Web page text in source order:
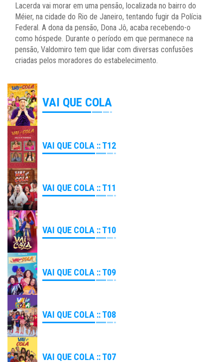
Lacerda vai morar em uma pensão, localizada no bairro do
Méier, na cidade do Rio de Janeiro, tentando fugir da Polícia
Federal. A dona da pensão, Dona Jô, acaba recebendo-o
como hóspede. Durante o período em que permanece na
pensão, Valdomiro tem que lidar com diversas confusões
criadas pelos moradores do estabelecimento.
VAI QUE COLA
VAI QUE COLA :: T12
VAI QUE COLA :: T11
VAI QUE COLA :: T10
VAI QUE COLA :: T09
VAI QUE COLA :: T08
VAI QUE COLA :: T07